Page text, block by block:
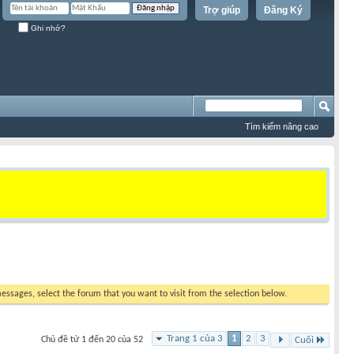
Đăng Ký
Trợ giúp
Ghi nhớ?
Tìm kiếm nâng cao
select the forum that you want to visit from the selection below.
Trang 1 của 3 1 2 3 Cuối
Chủ đề từ 1 đến 20 của 52